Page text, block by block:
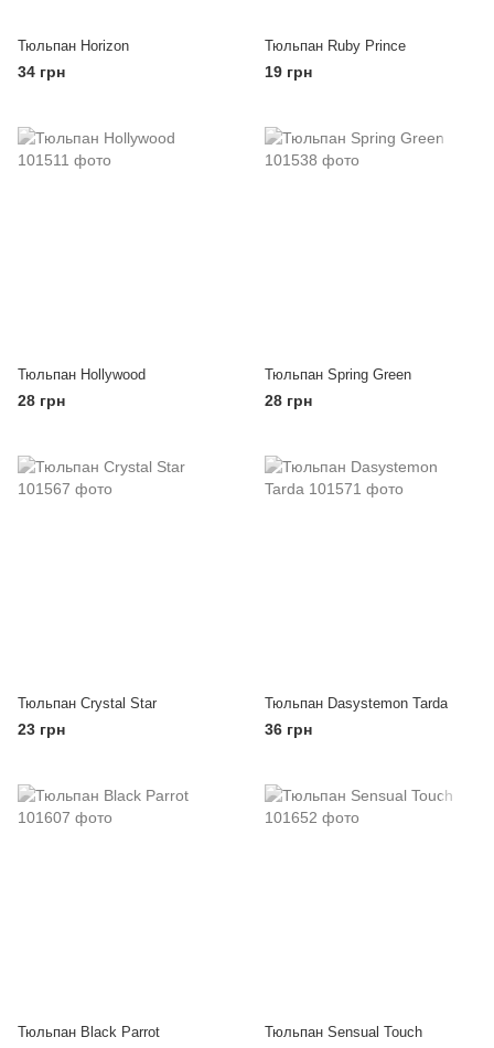
Тюльпан Horizon
34 грн
Тюльпан Ruby Prince
19 грн
Тюльпан Hollywood
28 грн
Тюльпан Spring Green
28 грн
Тюльпан Crystal Star
23 грн
Тюльпан Dasystemon Tarda
36 грн
Тюльпан Black Parrot Тюльпан Sensual Touch